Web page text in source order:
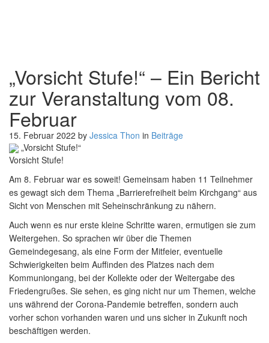
„Vorsicht Stufe!“ – Ein Bericht
zur Veranstaltung vom 08.
Februar
15. Februar 2022 by Jessica Thon in Beiträge
„Vorsicht Stufe!“
Vorsicht Stufe!
Am 8. Februar war es soweit! Gemeinsam haben 11 Teilnehmer
es gewagt sich dem Thema „Barrierefreiheit beim Kirchgang“ aus
Sicht von Menschen mit Seheinschränkung zu nähern.
Auch wenn es nur erste kleine Schritte waren, ermutigen sie zum
Weitergehen. So sprachen wir über die Themen
Gemeindegesang, als eine Form der Mitfeier, eventuelle
Schwierigkeiten beim Auffinden des Platzes nach dem
Kommuniongang, bei der Kollekte oder der Weitergabe des
Friedengrußes. Sie sehen, es ging nicht nur um Themen, welche
uns während der Corona-Pandemie betreffen, sondern auch
vorher schon vorhanden waren und uns sicher in Zukunft noch
beschäftigen werden.